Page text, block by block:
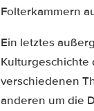
Folterkammern
Ein letztes
Kulturgeschichte
verschiedenen
anderen um die